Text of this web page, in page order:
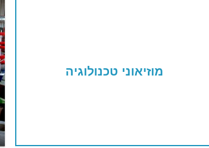
מוזיאוני טכנולוגיה